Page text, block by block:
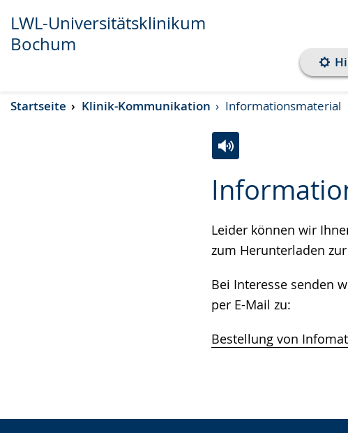
Transkript anzeigen
Abspielen
Pausieren
LWL-Universitätsklinikum
Bochum
Startseite Klinik-Kommunikation Informationsmaterial
Leider können wir
zum Herunterladen
Bei Interesse senden
per E-Mail zu:
Bestellung von
Leichten
wechseln.
Audio-
Video
Deutscher
Gebärdensprache
angezeigt.